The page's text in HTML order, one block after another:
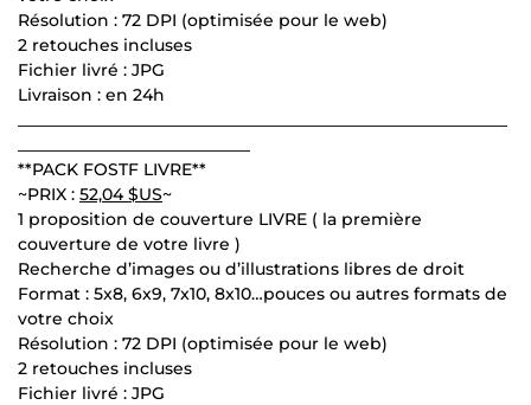
Résolution : 72 DPI (optimisée pour le web)
2 retouches incluses
Fichier livré : JPG
Livraison : en 24h
**PACK FOSTF LIVRE**
~PRIX : 52,04 $US~
1 proposition de couverture LIVRE ( la première
couverture de votre livre )
Recherche d’images ou d’illustrations libres de droit
Format : 5x8, 6x9, 7x10, 8x10…pouces ou autres formats de
votre choix
Résolution : 72 DPI (optimisée pour le web)
2 retouches incluses
Fichier livré : JPG